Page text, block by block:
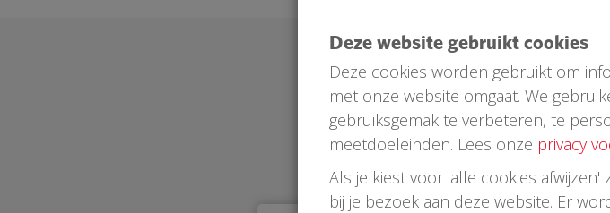
Laatste
Deze website gebruikt cookies
Deze cookies worden gebruikt om
met onze website omgaat. We
gebruiksgemak te verbeteren, te
meetdoeleinden. Lees onze privacy
Als je kiest voor 'alle cookies
bij je bezoek aan deze website. Er